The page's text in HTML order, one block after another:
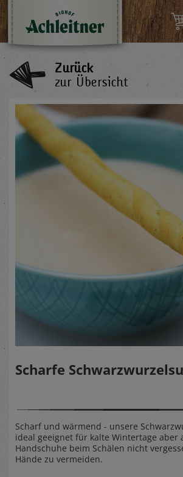
Zurück
zur Übersicht
Scharfe
Scharf und wärmend - unsere
ideal geeignet für kalte Wintertage aber
Handschuhe beim Schälen nicht
Hände zu vermeiden.